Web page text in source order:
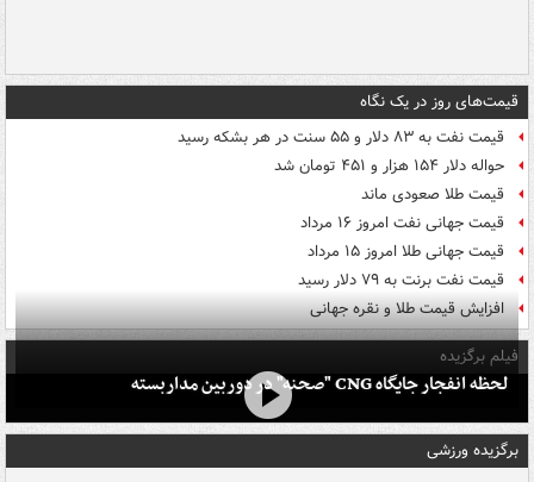
قیمت‌های روز در یک نگاه
قیمت نفت به ۸۳ دلار و ۵۵ سنت در هر بشکه رسید
حواله دلار ۱۵۴ هزار و ۴۵۱ تومان شد
قیمت طلا صعودی ماند
قیمت جهانی نفت امروز ۱۶ مرداد
قیمت جهانی طلا امروز ۱۵ مرداد
قیمت نفت برنت به ۷۹ دلار رسید
افزایش قیمت طلا و نقره جهانی
فیلم برگزیده
لحظه انفجار جایگاه CNG "صحنه" در دوربین مداربسته
برگزیده ورزشی